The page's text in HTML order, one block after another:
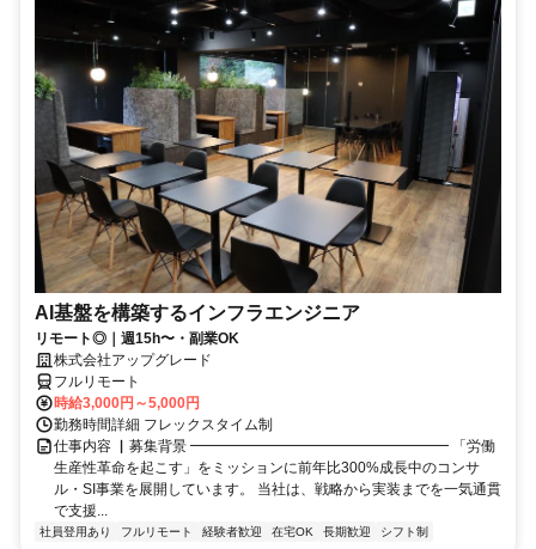
AI基盤を構築するインフラエンジニア
リモート◎｜週15h〜・副業OK
株式会社アップグレード
フルリモート
時給3,000円～5,000円
勤務時間詳細 フレックスタイム制
仕事内容 ▏募集背景 ━━━━━━━━━━━━━━━━━━ 「労働
生産性革命を起こす」をミッションに前年比300%成長中のコンサ
ル・SI事業を展開しています。 当社は、戦略から実装までを一気通貫
で支援...
社員登用あり フルリモート 経験者歓迎 在宅OK 長期歓迎 シフト制